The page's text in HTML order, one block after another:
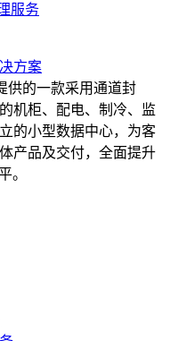
服务
方案
供的一款采用通道封
机柜、配电、制冷、监
的小型数据中心，为客
产品及交付，全面提升
。